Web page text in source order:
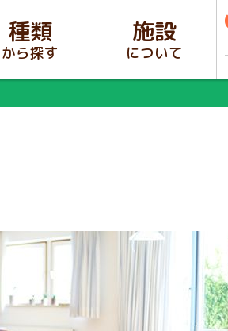
種類
から探す
施設
について